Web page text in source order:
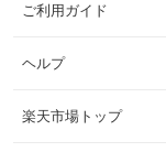
ご利用ガイド
ヘルプ
楽天市場トップ